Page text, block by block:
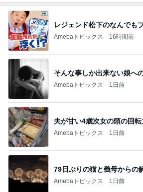
レジェンド松下のなんでも
Amebaトピックス 16時間前
そんな事しか出来ない娘へ
Amebaトピックス 1日前
夫が甘い4歳次女の頭の回転
Amebaトピックス 1日前
79日ぶりの猫と義母からの
Amebaトピックス 1日前